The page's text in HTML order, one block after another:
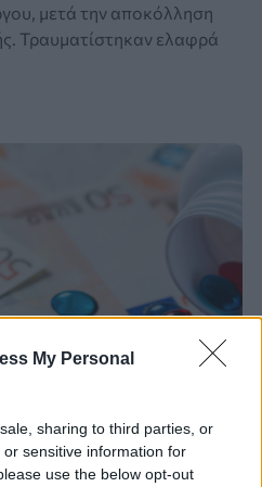
My Personal
sharing to third parties, or
sensitive information for
use the below opt-out
μετά την αποκόλληση
Τραυματίστηκαν ελαφρά